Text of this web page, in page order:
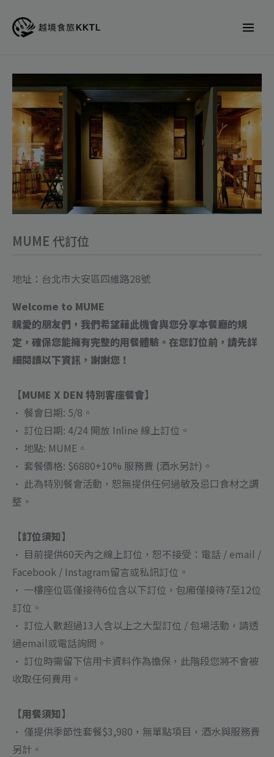
MUME 代訂位
地址：台北市大安區四維路28號
Welcome to MUME
親愛的朋友們，我們希望藉此機會與您分享本餐廳的規
定，確保您能擁有完整的用餐體驗。在您訂位前，請先詳
細閱讀以下資訊，謝謝您！
【MUME X DEN 特別客座餐會】
• 餐會日期: 5/8。
• 訂位日期: 4/24 開放 Inline 線上訂位。
• 地點: MUME。
• 套餐價格: $6880+10% 服務費 (酒水另計)。
• 此為特別餐會活動，恕無提供任何過敏及忌口食材之調
整。
【訂位須知】
• 目前提供60天內之線上訂位，恕不接受：電話 / email /
Facebook / Instagram留言或私訊訂位。
• 一樓座位區僅接待6位含以下訂位，包廂僅接待7至12位
訂位。
• 訂位人數超過13人含以上之大型訂位 / 包場活動，請透
過email或電話詢問。
• 訂位時需留下信用卡資料作為擔保，此階段您將不會被
收取任何費用。
【用餐須知】
• 僅提供季節性套餐$3,980，無單點項目，酒水與服務費
另計。
訂
位
數
量